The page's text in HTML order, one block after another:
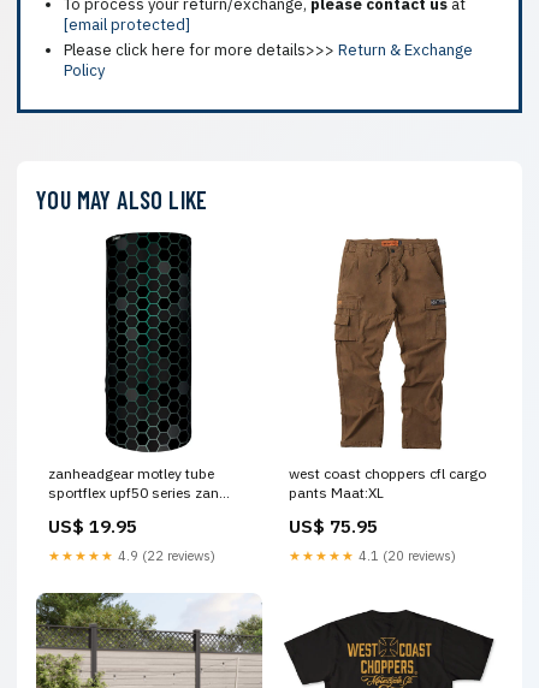
To process your return/exchange, please contact us at
[email protected]
Please click here for more details>>> Return & Exchange
Policy
YOU MAY ALSO LIKE
zanheadgear motley tube
sportflex upf50 series zan
US$ 19.95
★★★★★ 4.9 (22 reviews)
west coast choppers cfl cargo
pants Maat:XL
US$ 75.95
★★★★★ 4.1 (20 reviews)